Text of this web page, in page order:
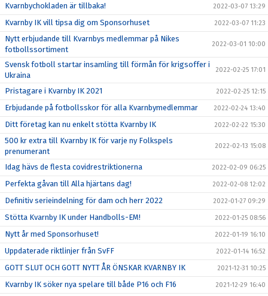
Kvarnbychokladen är tillbaka! 2022-03-07 13:29
Kvarnby IK vill tipsa dig om Sponsorhuset 2022-03-07 11:23
Nytt erbjudande till Kvarnbys medlemmar på Nikes
fotbollssortiment
2022-03-01 10:00
Svensk fotboll startar insamling till förmån för krigsoffer i
Ukraina
2022-02-25 17:01
Pristagare i Kvarnby IK 2021 2022-02-25 12:15
Erbjudande på fotbollsskor för alla Kvarnbymedlemmar 2022-02-24 13:40
Ditt företag kan nu enkelt stötta Kvarnby IK 2022-02-22 15:30
500 kr extra till Kvarnby IK för varje ny Folkspels
prenumerant
2022-02-13 15:08
Idag hävs de flesta covidrestriktionerna 2022-02-09 06:25
Perfekta gåvan till Alla hjärtans dag! 2022-02-08 12:02
Definitiv serieindelning för dam och herr 2022 2022-01-27 09:29
Stötta Kvarnby IK under Handbolls-EM! 2022-01-25 08:56
Nytt år med Sponsorhuset! 2022-01-19 16:10
Uppdaterade riktlinjer från SvFF 2022-01-14 16:52
GOTT SLUT OCH GOTT NYTT ÅR ÖNSKAR KVARNBY IK 2021-12-31 10:25
Kvarnby IK söker nya spelare till både P16 och F16 2021-12-29 16:40